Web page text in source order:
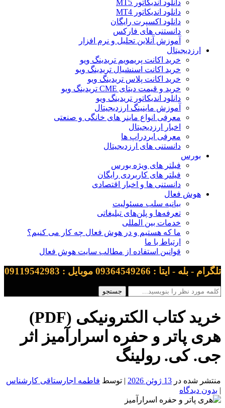
دانلود اندیکاتور MT5
دانلود اندیکاتور MT4
دانلود اکسپرت رایگان
دانستنی های فارکس
آموزش آنلاین تحلیل و نرم افزار
ارزدیجیتال
خرید اکانت پریمویم تریدینگ ویو
خرید اکانت اسنشیال تریدینگ ویو
خرید اکانت پلاس تریدینگ ویو
خرید و قیمت دیتای CME تریدینگ ویو
دانلود اندیکاتور تریدینگ ویو
آموزش ماینینگ ارزدیجیتال
معرفی انواع ماینر های خانگی و صنعتی
اخبار ارزدیجیتال
معرفی ایردراپ ها
دانستنی های ارزدیجیتال
بورس
فیلتر های ویژه بورس
فیلتر های کاربردی رایگان
دانستنی ها و اخبار اقتصادی
هوش فعال
بیانیه سلب مسئولیت
تعرفه‌ها و پلن‌های تبلیغاتی
خدمات بین المللی
ما که هستیم و در هوش فعال چه کار می کنیم؟
ارتباط با ما
قوانین استفاده از مطالب سایت هوش فعال
تلگرام - بله - ایتا : 09364549266 موبایل : 09119542983
خرید کتاب الکترونیکی (PDF)
هری پاتر و حفره اسرارآمیز اثر
جی. کی. رولینگ
منتشر شده در 13 ژوئن 2026 | توسط فاطمه اجارستاقی کارشناس
| بدون دیدگاه